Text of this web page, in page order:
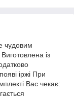
чудовим
​​із
іржі При
Вас чекає: